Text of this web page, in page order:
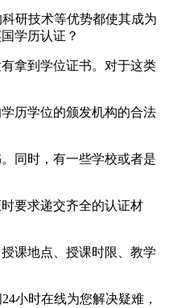
研技术等优势都使其成为
学历认证？
拿到学位证书。对于这类
历学位的颁发机构的合法
同时，有一些学校或者是
要求递交齐全的认证材
课地点、授课时限、教学
小时在线为您解决疑难，